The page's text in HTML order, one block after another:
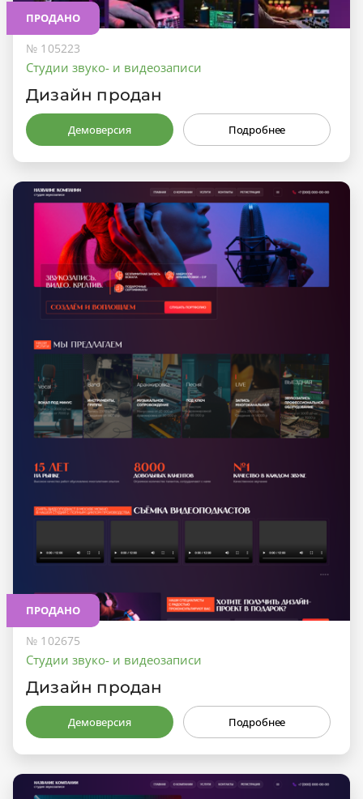
ПРОДАНО
№ 105223
Студии звуко- и видеозаписи
Дизайн продан
Демоверсия Подробнее
ПРОДАНО
№ 102675
Студии звуко- и видеозаписи
Дизайн продан
Демоверсия Подробнее